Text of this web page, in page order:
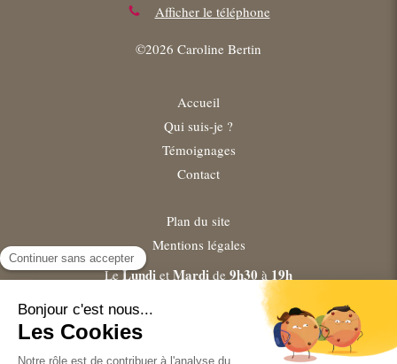
Afficher le téléphone
©2026 Caroline Bertin
Accueil
Qui suis-je ?
Témoignages
Contact
Plan du site
Mentions légales
LeLundi et Mardi de 9h30 à 19h
9h30
LeJeudiet 9h30à20h